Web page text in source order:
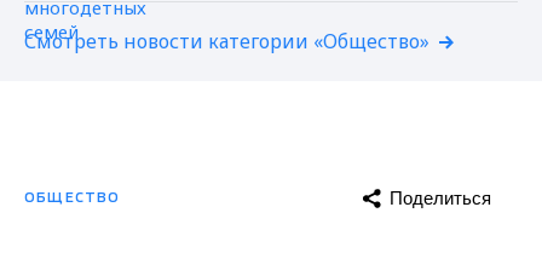
Смотреть новости категории «Общество»
ОБЩЕСТВО Поделиться